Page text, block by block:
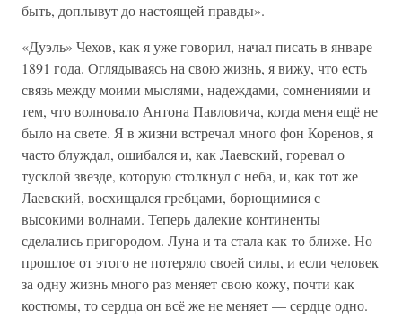
быть, доплывут до настоящей правды».
«Дуэль» Чехов, как я уже говорил, начал писать в январе
1891 года. Оглядываясь на свою жизнь, я вижу, что есть
связь между моими мыслями, надеждами, сомнениями и
тем, что волновало Антона Павловича, когда меня ещё не
было на свете. Я в жизни встречал много фон Коренов, я
часто блуждал, ошибался и, как Лаевский, горевал о
тусклой звезде, которую столкнул с неба, и, как тот же
Лаевский, восхищался гребцами, борющимися с
высокими волнами. Теперь далекие континенты
сделались пригородом. Луна и та стала как-то ближе. Но
прошлое от этого не потеряло своей силы, и если человек
за одну жизнь много раз меняет свою кожу, почти как
костюмы, то сердца он всё же не меняет — сердце одно.